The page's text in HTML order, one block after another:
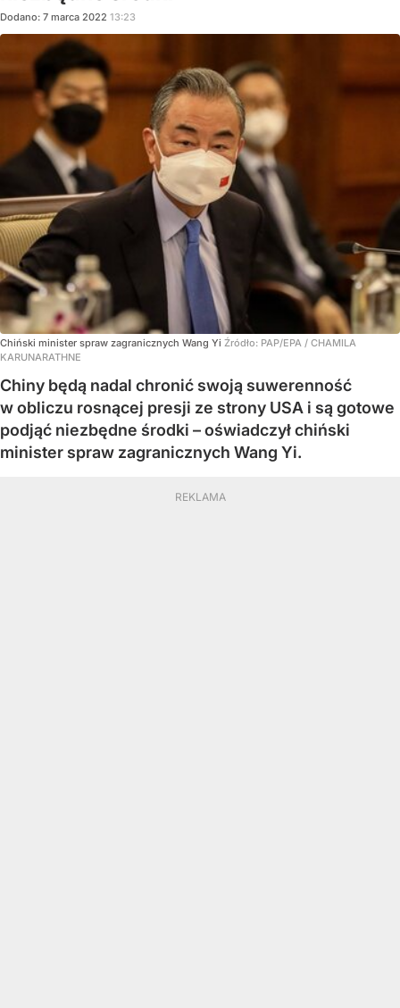
Dodano: 7 marca 2022 13:23
Chiński minister spraw zagranicznych Wang Yi Źródło: PAP/EPA / CHAMILA
KARUNARATHNE
Chiny będą nadal chronić swoją suwerenność
w obliczu rosnącej presji ze strony USA i są gotowe
podjąć niezbędne środki – oświadczył chiński
minister spraw zagranicznych Wang Yi.